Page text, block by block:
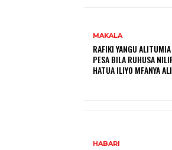
MAKALA
RAFIKI YANGU
PESA BILA RUHUSA
HATUA ILIYO MFANYA
HABARI